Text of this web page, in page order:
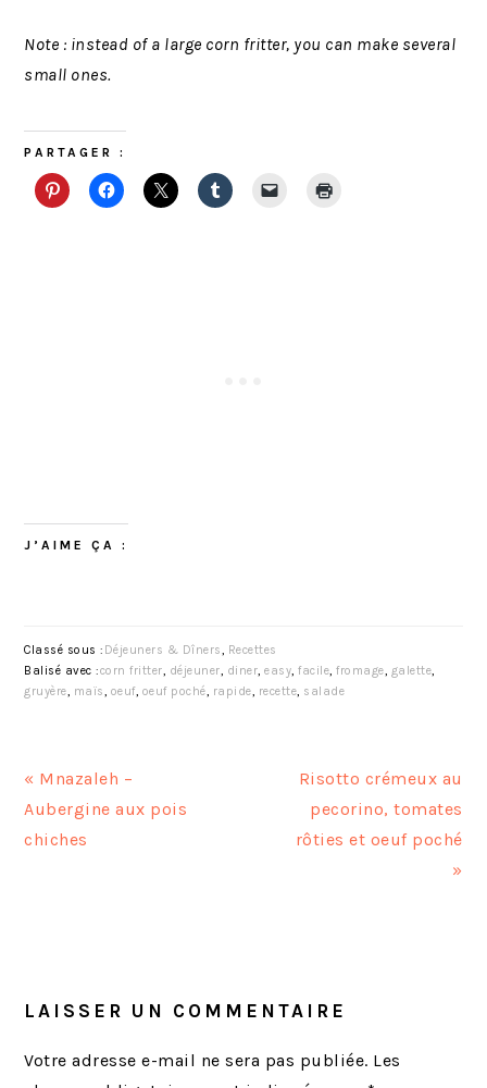
Note : instead of a large corn fritter, you can make several
small ones.
PARTAGER :
J’AIME ÇA :
Classé sous : Déjeuners & Dîners, Recettes
Balisé avec :corn fritter, déjeuner, diner,easy,facile,fromage, galette,
gruyère, maïs, oeuf, oeuf poché, rapide, recette, salade
A
r
t
r
é
« Mnazaleh –
Aubergine aux pois
chiches
A
t
u
v
Risotto crémeux au
pecorino, tomates
rôties et oeuf poché
»
LECTEUR
LAISSER UN COMMENTAIRE
Votre adresse e-mail ne sera pas publiée. Les